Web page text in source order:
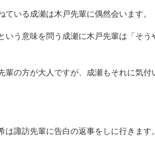
ている成瀬は木戸先輩に偶然会います。
いう意味を問う成瀬に木戸先輩は「そ
輩の方が大人ですが、成瀬もそれに気
は諏訪先輩に告白の返事をしに行きます